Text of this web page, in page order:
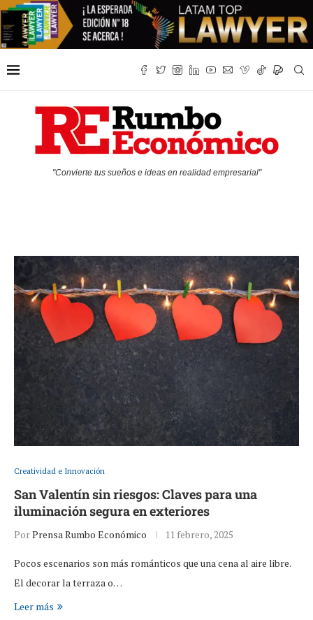
"Convierte tus sueños e ideas en realidad empresarial"
Creatividad e Innovación
San Valentín sin riesgos: Claves para una
iluminación segura en exteriores
PorPrensa Rumbo Económico 11 febrero, 2025
Pocos escenarios son más románticos que una cena al aire libre.
El decorar la terraza o…
Leer más